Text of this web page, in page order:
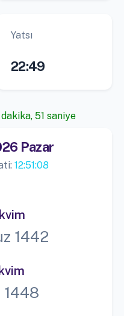
Yatsı
22:49
51 saniye
Pazar
12:51:08
1442